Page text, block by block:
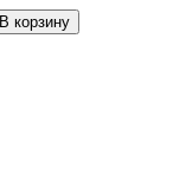
В корзину